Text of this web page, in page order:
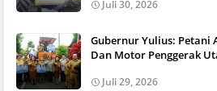
Juli 30, 2026
Gubernur Yulius: Petani
Dan Motor Penggerak
Juli 29, 2026